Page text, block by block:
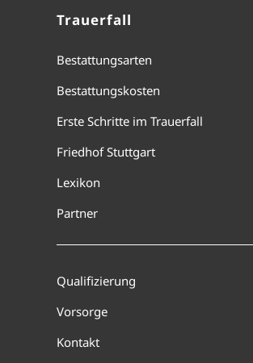
Trauerfall
Bestattungsarten
Bestattungskosten
Erste Schritte im Trauerfall
Friedhof Stuttgart
Lexikon
Partner
Qualifizierung
Vorsorge
Kontakt